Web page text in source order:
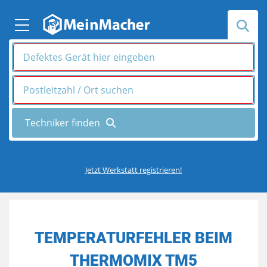
Jetzt Werkstatt registrieren!
TEMPERATURFEHLER BEIM
THERMOMIX TM5